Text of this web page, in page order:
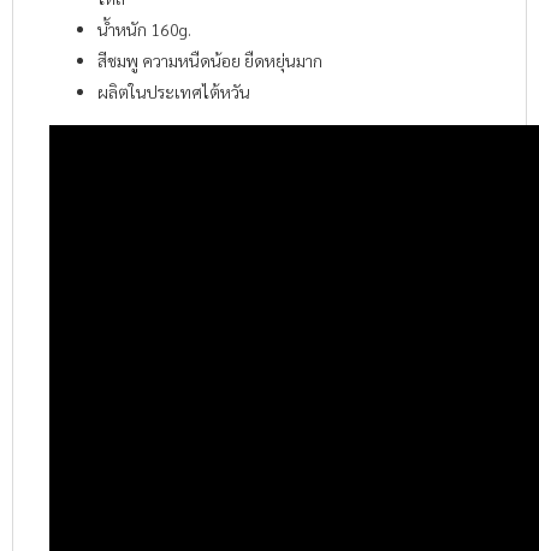
น้ำหนัก 160g.
สีชมพู ความหนืดน้อย ยืดหยุ่นมาก
ผลิตในประเทศไต้หวัน